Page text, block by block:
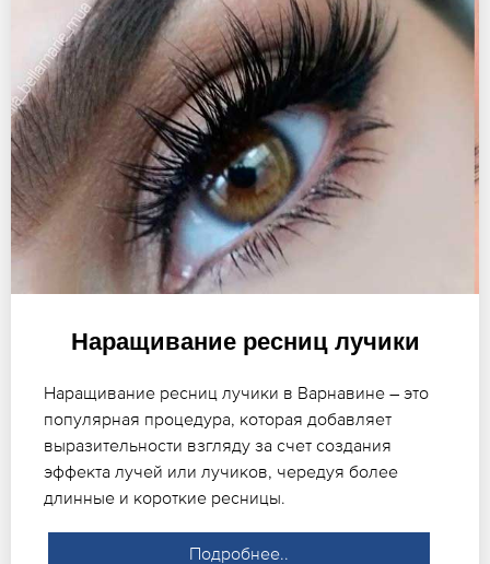
Наращивание ресниц лучики
Наращивание ресниц лучики в Варнавине – это
популярная процедура, которая добавляет
выразительности взгляду за счет создания
эффекта лучей или лучиков, чередуя более
длинные и короткие ресницы.
Подробнее..